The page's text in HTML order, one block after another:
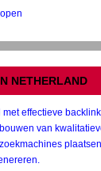
NETHERLAND
effectieve
van